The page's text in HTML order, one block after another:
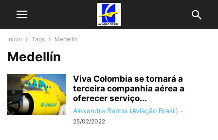
Início Tags Medellín
Medellín
Viva Colombia se tornará a
terceira companhia aérea a
oferecer serviço...
Alexandre Barros (Aviação Brasil) -
25/02/2022